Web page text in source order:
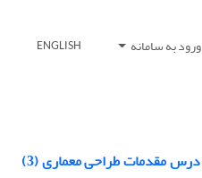
ورود به سامانه ENGLISH
تأثیر استفاده از نرم‌افزارهای تخصصی در دروس پایه بر ارتقای مهارت‌های ترسیمی و خلاقیت دانشجویان معماری، مورد مطالعه: درس مقدمات طراحی معماری (3)